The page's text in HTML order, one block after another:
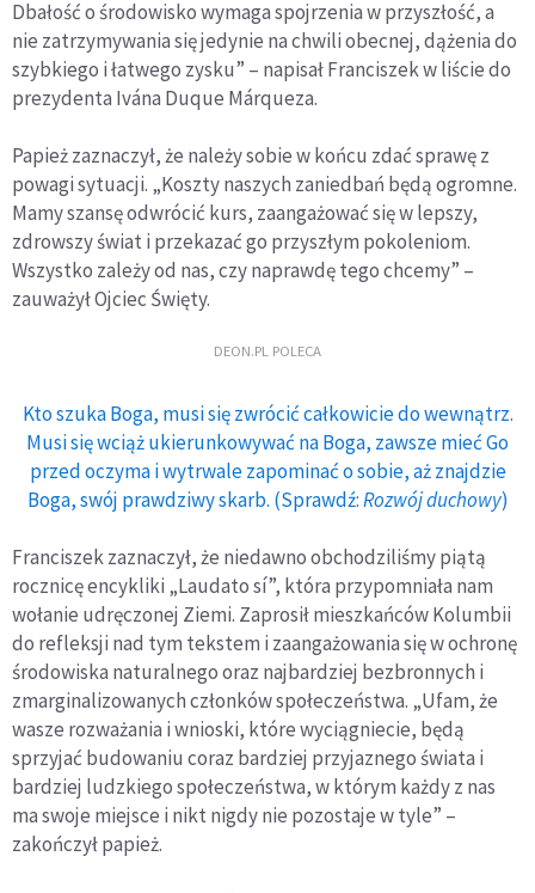
Dbałość o środowisko wymaga spojrzenia w przyszłość, a
nie zatrzymywania się jedynie na chwili obecnej, dążenia do
szybkiego i łatwego zysku” – napisał Franciszek w liście do
prezydenta Ivána Duque Márqueza.
Papież zaznaczył, że należy sobie w końcu zdać sprawę z
powagi sytuacji. „Koszty naszych zaniedbań będą ogromne.
Mamy szansę odwrócić kurs, zaangażować się w lepszy,
zdrowszy świat i przekazać go przyszłym pokoleniom.
Wszystko zależy od nas, czy naprawdę tego chcemy” –
zauważył Ojciec Święty.
DEON.PL POLECA
Kto szuka Boga, musi się zwrócić całkowicie do wewnątrz.
Musi się wciąż ukierunkowywać na Boga, zawsze mieć Go
przed oczyma i wytrwale zapominać o sobie, aż znajdzie
Boga, swój prawdziwy skarb. (Sprawdź:Rozwój duchowy)
Franciszek zaznaczył, że niedawno obchodziliśmy piątą
rocznicę encykliki „Laudato sí”, która przypomniała nam
wołanie udręczonej Ziemi. Zaprosił mieszkańców Kolumbii
do refleksji nad tym tekstem i zaangażowania się w ochronę
środowiska naturalnego oraz najbardziej bezbronnych i
zmarginalizowanych członków społeczeństwa. „Ufam, że
wasze rozważania i wnioski, które wyciągniecie, będą
sprzyjać budowaniu coraz bardziej przyjaznego świata i
bardziej ludzkiego społeczeństwa, w którym każdy z nas
ma swoje miejsce i nikt nigdy nie pozostaje w tyle” –
zakończył papież.